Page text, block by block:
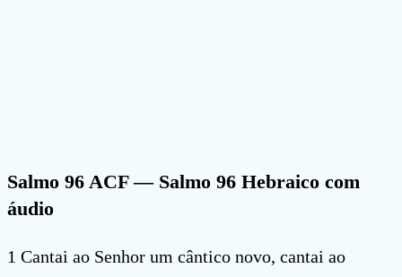
Salmo 96 ACF— Salmo 96 Hebraico com
áudio
1 Cantai ao Senhor um cântico novo, cantai ao